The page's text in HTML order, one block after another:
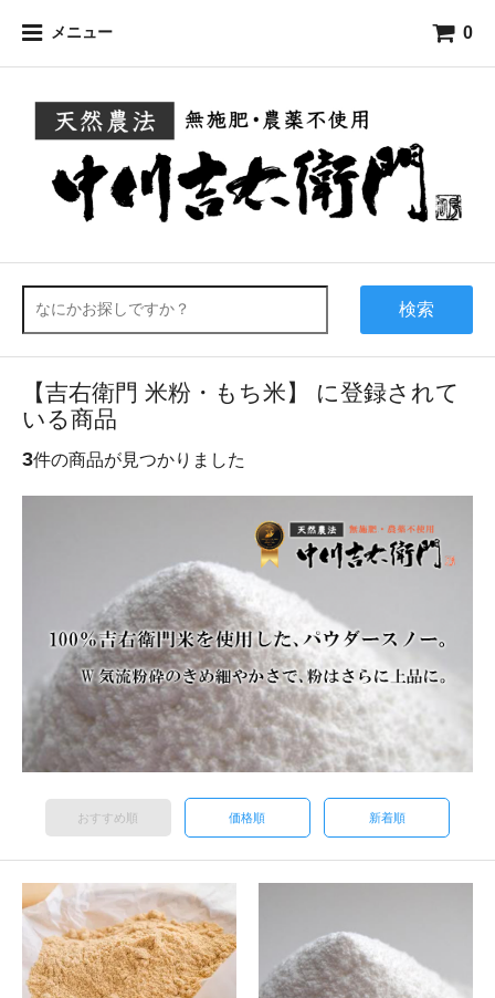
メニュー 0
検索
【吉右衛門 米粉・もち米】 に登録されて
いる商品
3件の商品が見つかりました
おすすめ順 価格順 新着順